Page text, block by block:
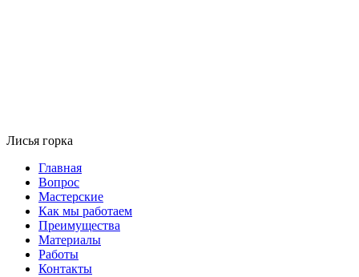
Лисья горка
Главная
Вопрос
Мастерские
Как мы работаем
Преимущества
Материалы
Работы
Контакты